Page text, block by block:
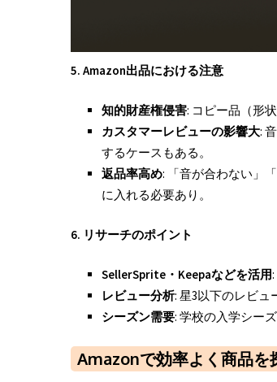
5. Amazon出品における注意
知的財産権侵害: コピー品（形
カスタマーレビューの影響大:
するケースもある。
返品率高め: 「音が合わない」
に入れる必要あり。
6. リサーチのポイント
SellerSprite・Keepaなどを活用
レビュー分析: 星3以下のレビュ
シーズン需要: 学校の入学シー
Amazonで効率よく商品を